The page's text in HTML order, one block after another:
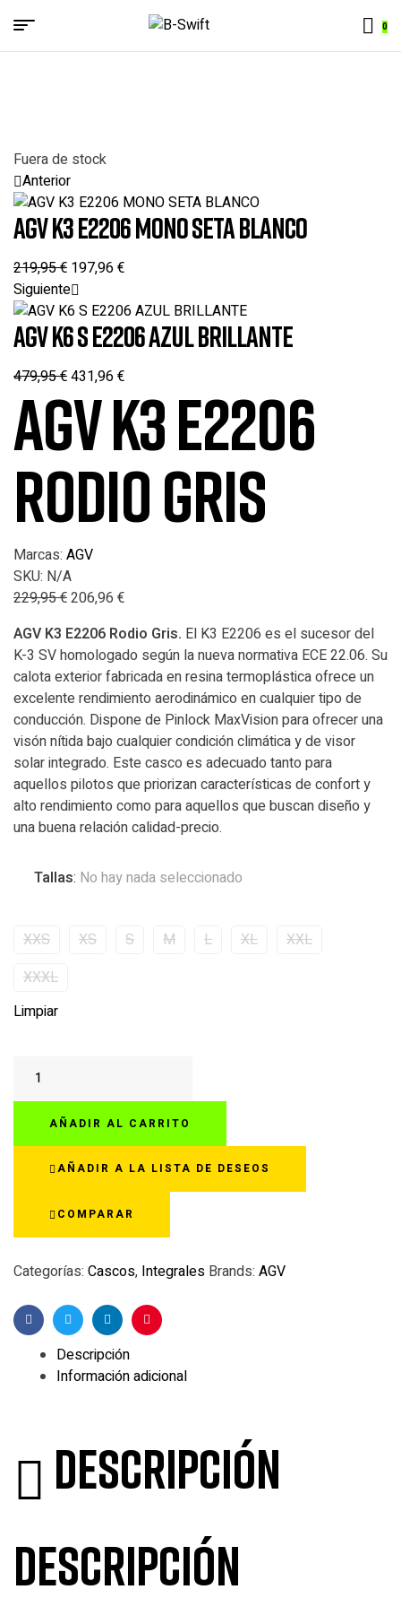
B-
0
Menu
Fuera de stock
Anterior
AGV K3 E2206 MONO SETA BLANCO
219,95€ 197,96€
Siguiente
AGV K6 S E2206 AZUL BRILLANTE
479,95€431,96€
AGV K3 E2206
RODIO GRIS
Marcas: AGV
SKU: N/A
229,95€206,96 €
AGV K3 E2206 Rodio Gris. El K3 E2206 es el sucesor del
K-3 SV homologado según la nueva normativa ECE 22.06. Su
calota exterior fabricada en resina termoplástica ofrece un
excelente rendimiento aerodinámico en cualquier tipo de
conducción. Dispone de Pinlock MaxVision para ofrecer una
visón nítida bajo cualquier condición climática y de visor
solar integrado. Este casco es adecuado tanto para
aquellos pilotos que priorizan características de confort y
alto rendimiento como para aquellos que buscan diseño y
una buena relación calidad-precio.
Tallas: No hay nada seleccionado
XXS XS S M L XL
XXL
XXXL
Limpiar
AGV
RODIO
GRIS
cantidad
AÑADIR AL CARRITO
AÑADIR A LA LISTA DE DESEOS
COMPARAR
Categorías: Cascos, Integrales Brands: AGV
FacebookTwitterLinkedinPinterest
Descripción
Información adicional
Descripción
Descripción